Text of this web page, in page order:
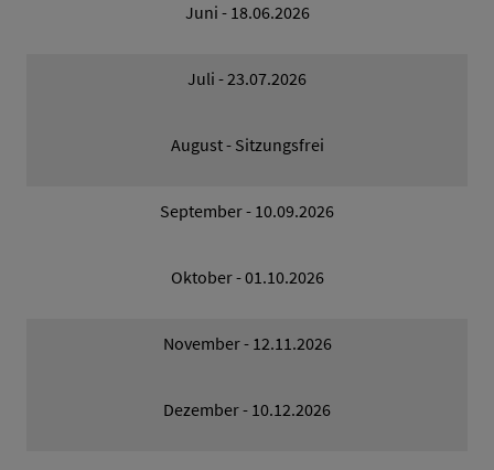
Juni - 18.06.2026
Juli - 23.07.2026
August - Sitzungsfrei
September - 10.09.2026
Oktober - 01.10.2026
November - 12.11.2026
Dezember - 10.12.2026